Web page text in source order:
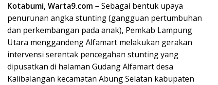
Kotabumi, Warta9.com – Sebagai bentuk upaya
penurunan angka stunting (gangguan pertumbuhan
dan perkembangan pada anak), Pemkab Lampung
Utara menggandeng Alfamart melakukan gerakan
intervensi serentak pencegahan stunting yang
dipusatkan di halaman Gudang Alfamart desa
Kalibalangan kecamatan Abung Selatan kabupaten